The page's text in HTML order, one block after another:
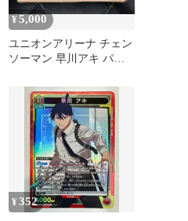
¥5,000
ユニオンアリーナ チェン
ソーマン 早川アキ パラ
¥352